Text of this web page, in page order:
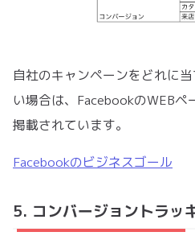
自社のキャンペーンをどれに
い場合は、FacebookのWEBペ
掲載されています。
Facebookのビジネスゴール
5. コンバージョントラッ